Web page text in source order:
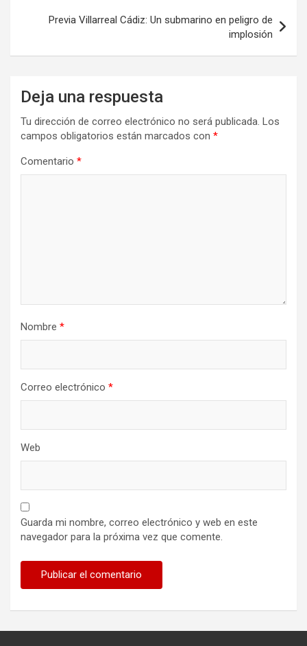
entradasPrevia Villarreal Cádiz: Un submarino en peligro de
implosión
Deja una respuesta
Tu dirección de correo electrónico no será publicada. Los
campos obligatorios están marcados con *
Comentario *
Nombre *
Correo electrónico *
Web
Guarda mi nombre, correo electrónico y web en este
navegador para la próxima vez que comente.